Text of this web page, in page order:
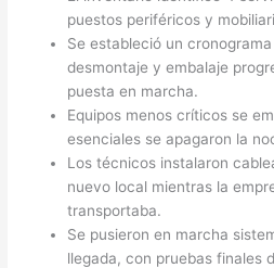
puestos periféricos y
Se estableció un
desmontaje y embalaje
puesta en marcha.
Equipos menos críticos se
esenciales se apagaron la
Los técnicos instalaron
nuevo local mientras la
transportaba.
Se pusieron en marcha
llegada, con pruebas finales